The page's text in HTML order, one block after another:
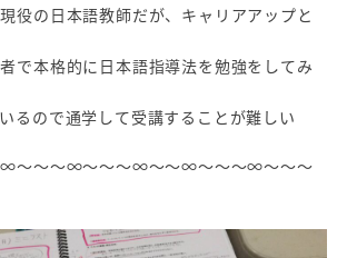
の日本語教師だが、キャリアアップと
本格的に日本語指導法を勉強をしてみ
ので通学して受講することが難しい
～～～∞～～～∞～～∞～～～∞～～～